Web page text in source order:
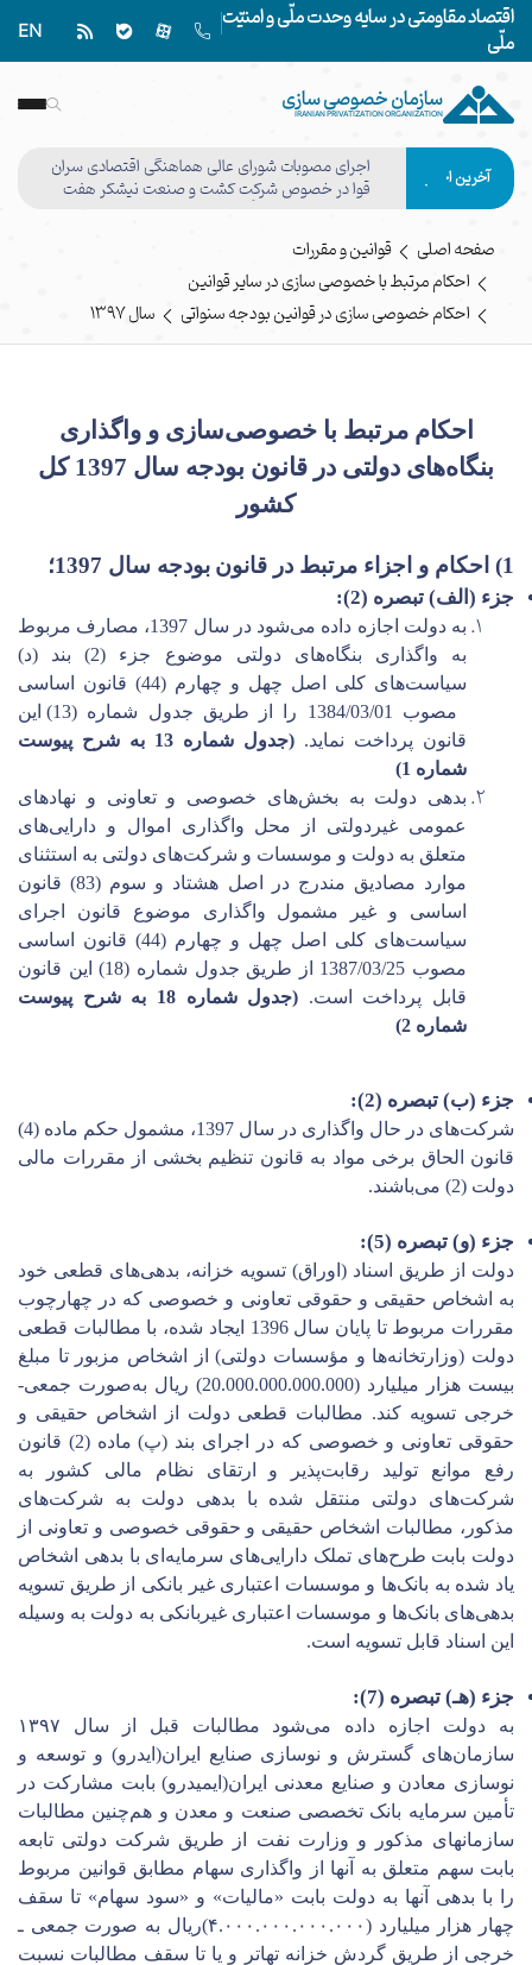
اقتصاد مقاومتی در سایه وحدت ملّی و امنیّت
ملّی
EN
سازمان خصوصی سازی
IRANIAN PRIVATIZATION ORGANIZATION
آخرین اخبار
اجرای مصوبات شورای عالی هماهنگی اقتصادی سران
قوا در خصوص شرکت کشت و صنعت نیشکر هفت
صفحه اصلی
قوانین و مقررات
احکام مرتبط با خصوصی سازی در سایر قوانین
احکام خصوصی سازی در قوانین بودجه سنواتی
سال ۱۳۹۷
احكام مرتبط باخصوصی‌سازی و واگذاری
بنگاه‌های دولتی در قانون بودجه سال 139 7
كل
كشور
1) احکام و اجزاء مرتبط در قانون بودجه سال 1397؛
جزء (الف) تبصره (2):
به دولت اجازه داده می‌شود در سال 1397، مصارف مربوط
به واگذاری بنگاه‌های دولتی موضوع جزء (2) بند (د)
سیاست‌های کلی اصل چهل و چهارم (44) قانون اساسی
مصوب
1384/03/01
را از طریق جدول شماره (13) این
قانون پرداخت نماید.
(جدول شماره 13 به شرح پیوست
شماره 1)
بدهی دولت به بخش‌های خصوصی و تعاونی و نهادهای
عمومی غیردولتی از محل واگذاری اموال و دارایی‌های
متعلق به دولت و موسسات و شرکت‌های دولتی به استثنای
موارد مصادیق مندرج در اصل هشتاد و سوم (83) قانون
اساسی و غیر مشمول واگذاری موضوع قانون اجرای
سیاست‌های کلی اصل چهل و چهارم (44) قانون اساسی
مصوب 1387/03/25
از طریق جدول شماره (18) این قانون
قابل پرداخت است.
(جدول شماره 18 به شرح پیوست
شماره 2)
جزء (ب) تبصره (2):
شرکت‌های در حال واگذاری در سال 1397، مشمول حکم ماده (4)
قانون الحاق برخی مواد به قانون تنظیم بخشی از مقررات مالی
دولت (2) می‌باشند.
جزء (و) تبصره (5):
دولت از طریق اسناد (اوراق) تسویه خزانه، بدهی‌های قطعی خود
به اشخاص حقیقی و حقوقی تعاونی و خصوصی که در چهارچوب
مقررات مربوط تا پایان سال 1396 ایجاد شده، با مطالبات قطعی
دولت (وزارتخانه‌ها و مؤسسات دولتی) از اشخاص مزبور تا مبلغ
بیست هزار میلیارد (20.000.000.000.000) ریال به‌صورت جمعی-
خرجی تسویه کند. مطالبات قطعی دولت از اشخاص حقیقی و
حقوقی تعاونی و خصوصی که در اجرای بند (پ) ماده (2) قانون
رفع موانع تولید رقابت‌پذیر و ارتقای نظام مالی کشور به
شرکت‌های دولتی منتقل شده با بدهی دولت به شرکت‌های
مذکور، مطالبات اشخاص حقیقی و حقوقی خصوصی و تعاونی از
دولت بابت طرح‌های تملک دارایی‌های سرمایه‌ای با بدهی اشخاص
یاد شده به بانک‌ها و موسسات اعتباری غیر بانکی از طریق تسویه
بدهی‌های بانک‌ها و موسسات اعتباری غیربانکی به دولت به وسیله
این اسناد قابل تسویه است.
جزء (هـ) تبصره (7):
به دولت اجازه داده می‌شود مطالبات قبل از سال ۱۳۹۷
سازمان‌های گسترش و نوسازی صنایع ایران(ایدرو) و توسعه و
نوسازی معادن و صنایع معدنی ایران(ایمیدرو) بابت مشارکت در
تأمین سرمایه بانک تخصصی صنعت و معدن و هم‌چنین مطالبات
سازمانهای مذکور و وزارت نفت از طریق شرکت دولتی تابعه
بابت سهم متعلق به آنها از واگذاری سهام مطابق قوانین مربوط
را با بدهی آنها به دولت بابت «مالیات» و «سود سهام» تا سقف
چهار هزار میلیارد (۴.۰۰۰.۰۰۰.۰۰۰.۰۰۰)ریال به صورت جمعی ـ
خرجی از طریق گردش خزانه تهاتر و یا تا سقف مطالبات نسبت